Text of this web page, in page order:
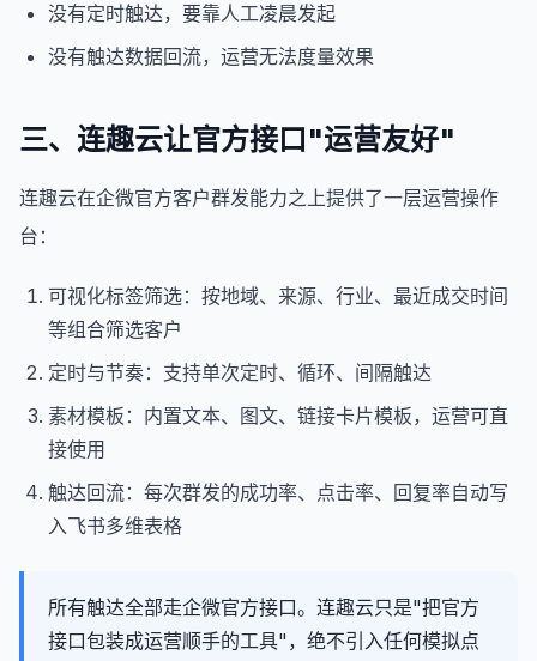
没有定时触达，要靠人工凌晨发起
没有触达数据回流，运营无法度量效果
三、连趣云让官方接口"运营友好"
连趣云在企微官方客户群发能力之上提供了一层运营操作
台：
可视化标签筛选：按地域、来源、行业、最近成交时间
等组合筛选客户
定时与节奏：支持单次定时、循环、间隔触达
素材模板：内置文本、图文、链接卡片模板，运营可直
接使用
触达回流：每次群发的成功率、点击率、回复率自动写
入飞书多维表格
所有触达全部走企微官方接口。连趣云只是"把官方
接口包装成运营顺手的工具"，绝不引入任何模拟点